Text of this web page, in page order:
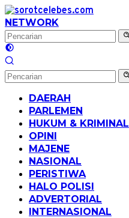
Langsung
ke
konten
NETWORK
DAERAH
PARLEMEN
HUKUM & KRIMINAL
OPINI
MAJENE
NASIONAL
PERISTIWA
HALO POLISI
ADVERTORIAL
INTERNASIONAL